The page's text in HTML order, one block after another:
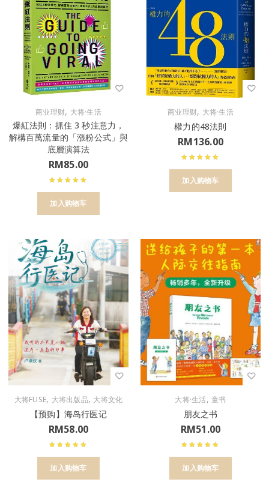
商业理财, 大将·生活
爆紅法則：抓住 3 秒注意力，
解構百萬流量的「漲粉公式」與
底層演算法
RM85.00
加入购物车
商业理财, 大将·生活
權力的48法則
RM136.00
加入购物车
大将FUSE, 大将出版品, 大将文化
【预购】海岛行医记
RM58.00
加入购物车
大将·生活,童书
朋友之书
RM51.00
加入购物车